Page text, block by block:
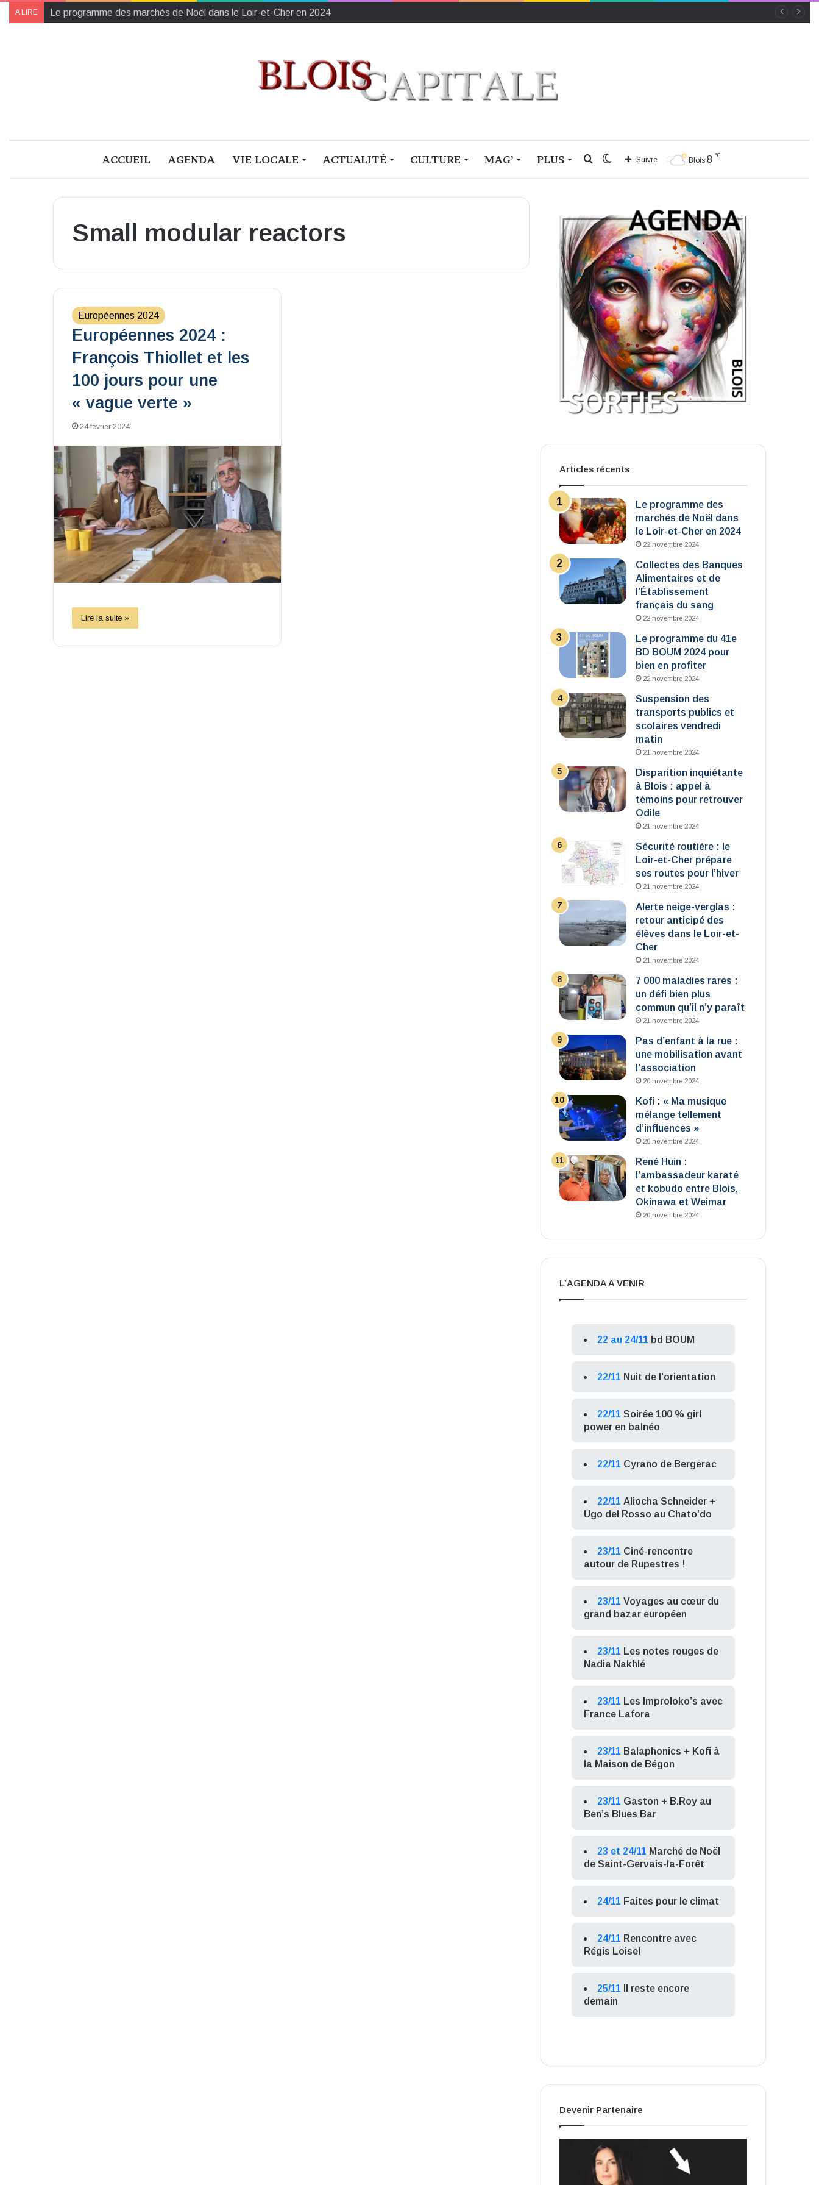
A LIRE Le programme des marchés de Noël dans le Loir-et-Cher en 2024
ACCUEIL AGENDA VIE LOCALE ACTUALITÉ CULTURE MAG’ PLUS Blois 8 ℃
Suivre
Switch
Rechercher
Small modular reactors
Européennes 2024
Européennes 2024 :
François Thiollet et les
100 jours pour une
« vague verte »
24 février 2024
Lire la suite »
Articles récents
Le programme des
marchés de Noël dans
le Loir-et-Cher en 2024
22 novembre 2024
Collectes des Banques
Alimentaires et de
l’Établissement
français du sang
22 novembre 2024
Le programme du 41e
BD BOUM 2024 pour
bien en profiter
22 novembre 2024
Suspension des
transports publics et
scolaires vendredi
matin
21 novembre 2024
Disparition inquiétante
à Blois : appel à
témoins pour retrouver
Odile
21 novembre 2024
Sécurité routière : le
Loir-et-Cher prépare
ses routes pour l’hiver
21 novembre 2024
Alerte neige-verglas :
retour anticipé des
élèves dans le Loir-et-
Cher
21 novembre 2024
7 000 maladies rares :
un défi bien plus
commun qu’il n’y paraît
21 novembre 2024
Pas d’enfant à la rue :
une mobilisation avant
l’association
20 novembre 2024
Kofi : « Ma musique
mélange tellement
d’influences »
20 novembre 2024
René Huin :
l’ambassadeur karaté
et kobudo entre Blois,
Okinawa et Weimar
20 novembre 2024
L’AGENDA A VENIR
22 au 24/11 bd BOUM
22/11 Nuit de l'orientation
22/11 Soirée 100 % girl
power en balnéo
22/11 Cyrano de Bergerac
22/11 Aliocha Schneider +
Ugo del Rosso au Chato’do
23/11 Ciné-rencontre
autour de Rupestres !
23/11 Voyages au cœur du
grand bazar européen
23/11 Les notes rouges de
Nadia Nakhlé
23/11 Les Improloko’s avec
France Lafora
23/11 Balaphonics + Kofi à
la Maison de Bégon
23/11 Gaston + B.Roy au
Ben’s Blues Bar
23 et 24/11 Marché de Noël
de Saint-Gervais-la-Forêt
24/11 Faites pour le climat
24/11 Rencontre avec
Régis Loisel
25/11
Il reste encore
demain
Devenir Partenaire